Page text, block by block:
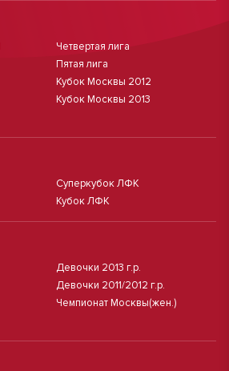
Четвертая лига
Пятая лига
Кубок Москвы 2012
Кубок Москвы 2013
Суперкубок ЛФК
Кубок ЛФК
Девочки 2013 г.р.
Девочки 2011/2012 г.р.
Чемпионат Москвы(жен.)